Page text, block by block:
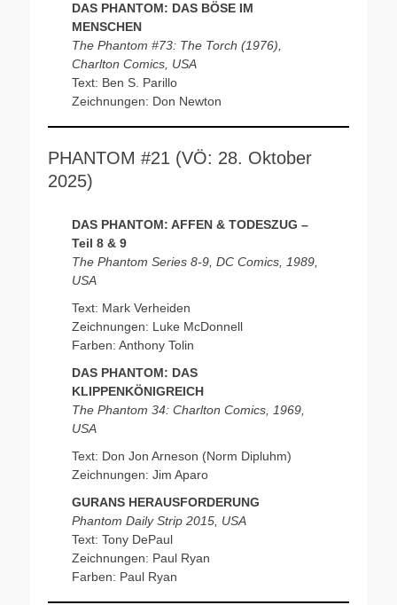
DAS PHANTOM: DAS BÖSE IM
MENSCHEN
The Phantom #73: The Torch (1976),
Charlton Comics, USA
Text: Ben S. Parillo
Zeichnungen: Don Newton
PHANTOM #21 (VÖ: 28. Oktober
2025)
DAS PHANTOM: AFFEN & TODESZUG –
Teil 8 & 9
The Phantom Series 8-9, DC Comics, 1989,
USA
Text: Mark Verheiden
Zeichnungen: Luke McDonnell
Farben: Anthony Tolin
DAS PHANTOM: DAS
KLIPPENKÖNIGREICH
The Phantom 34: Charlton Comics, 1969,
USA
Text: Don Jon Arneson (Norm Dipluhm)
Zeichnungen: Jim Aparo
GURANS HERAUSFORDERUNG
Phantom Daily Strip 2015, USA
Text: Tony DePaul
Zeichnungen: Paul Ryan
Farben: Paul Ryan